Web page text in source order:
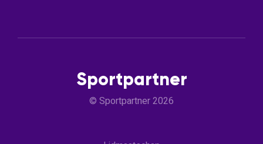
Sportpartner
© Sportpartner 2026